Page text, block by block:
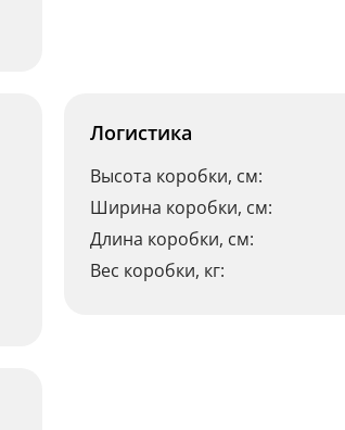
Логистика
Высота коробки, см:
Ширина коробки, см:
Длина коробки, см:
Вес коробки, кг: